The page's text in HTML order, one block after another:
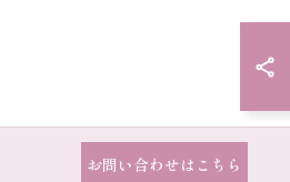
お問い合わせはこちら